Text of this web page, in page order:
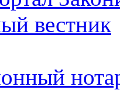
вестник